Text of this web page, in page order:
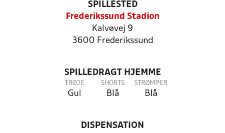
SPILLESTED
Frederikssund Stadion
Kalvøvej 9
3600 Frederikssund
SPILLEDRAGT HJEMME
TRØJE
Gul
SHORTS
Blå
STRØMPER
Blå
DISPENSATION